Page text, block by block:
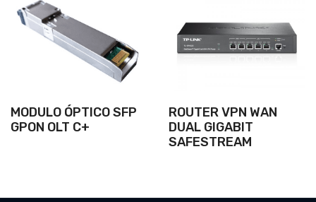
MODULO ÓPTICO SFP
GPON OLT C+
ROUTER VPN WAN
DUAL GIGABIT
SAFESTREAM